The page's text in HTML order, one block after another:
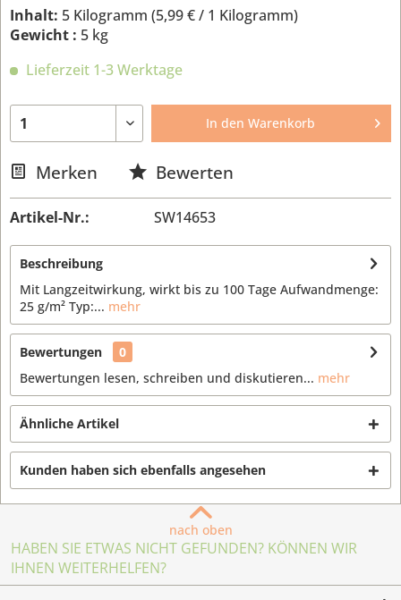
Inhalt: 5 Kilogramm (5,99 €/ 1 Kilogramm)
Gewicht : 5 kg
Lieferzeit 1-3 Werktage
In den Warenkorb
Merken Bewerten
Artikel-Nr.: SW14653
Beschreibung
Mit Langzeitwirkung, wirkt bis zu 100 Tage Aufwandmenge:
25 g/m² Typ:... mehr
Bewertungen
0
Bewertungen lesen, schreiben und diskutieren... mehr
Ähnliche Artikel
Kunden haben sich ebenfalls angesehen
nach oben
HABEN SIE ETWAS NICHT GEFUNDEN? KÖNNEN WIR
IHNEN WEITERHELFEN?